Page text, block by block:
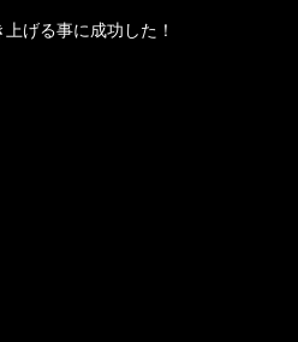
げる事に成功した！